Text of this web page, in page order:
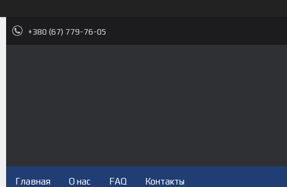
+380 (67) 779-76-05
Главная О нас FAQ Контакты